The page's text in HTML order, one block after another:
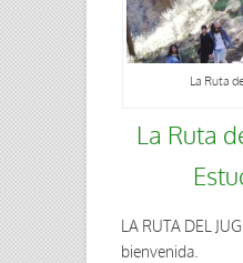
La Ruta
La Ruta
LA RUTA DEL
bienvenida.